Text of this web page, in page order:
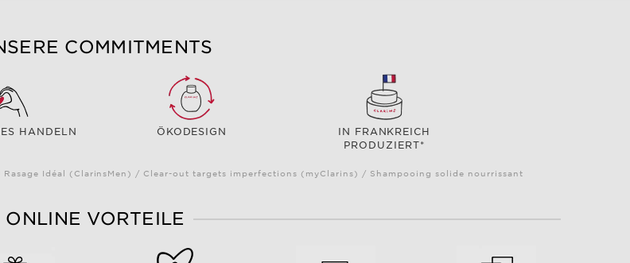
COMMITMENTS
HANDELN ÖKODESIGN
IN FRANKREICH
PRODUZIERT*
Idéal (ClarinsMen) / Clear-out targets imperfections (myClarins) / Shampooing solide nourrissant
ONLINE VORTEILE